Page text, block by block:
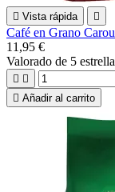
 Vista rápida 
Café en Grano
11,95 €
Valorado de 5
 
 Añadir al carrito